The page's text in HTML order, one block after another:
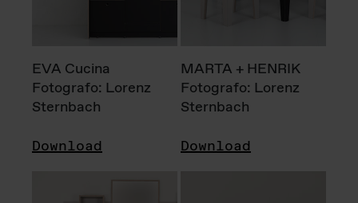
EVA Cucina
Fotografo: Lorenz
Sternbach
Download
MARTA + HENRIK
Fotografo: Lorenz
Sternbach
Download